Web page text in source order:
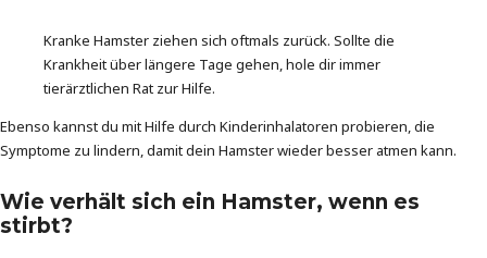
Kranke Hamster ziehen sich oftmals zurück. Sollte die
Krankheit über längere Tage gehen, hole dir immer
tierärztlichen Rat zur Hilfe.
Ebenso kannst du mit Hilfe durch Kinderinhalatoren probieren, die
Symptome zu lindern, damit dein Hamster wieder besser atmen kann.
Wie verhält sich ein Hamster, wenn es
stirbt?